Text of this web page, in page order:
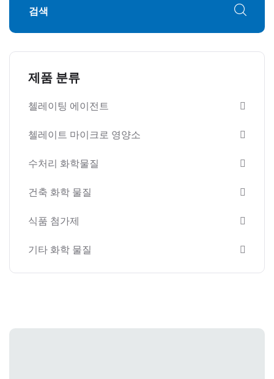
제품 분류
첼레이팅 에이전트
첼레이트 마이크로 영양소
수처리 화학물질
건축 화학 물질
식품 첨가제
기타 화학 물질